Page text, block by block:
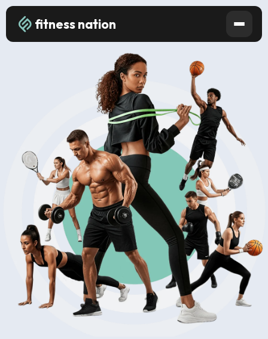
fitness nation